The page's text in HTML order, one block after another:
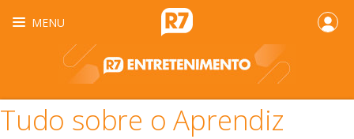
MENU
Tudo sobre o Aprendiz